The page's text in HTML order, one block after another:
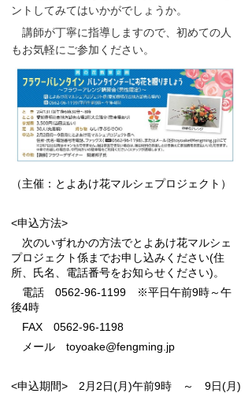
ントしてみてはいかがでしょうか。
講師が丁寧に指導しますので、初めての人
もお気軽にご参加ください。
（主催：とよあけ花マルシェプロジェクト ）
<申込方法>
次のいずれかの方法でとよあけ花マルシェ
プロジェクト係までお申し込みください(住
所、氏名、電話番号をお知らせください)。
電話 0562-96-1199 ※平日午前9時～午
後4時
FAX 0562-96-1198
メール toyoake@fengming.jp
<申込期間> 2月2日(月)午前9時 ～ 9日(月)